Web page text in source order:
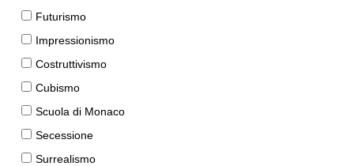
Futurismo
Impressionismo
Costruttivismo
Cubismo
Scuola di Monaco
Secessione
Surrealismo